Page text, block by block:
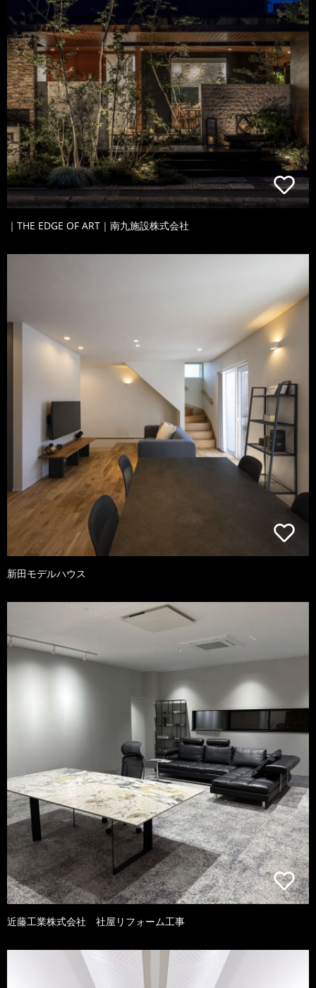
｜THE EDGE OF ART｜南九施設株式会社
新田モデルハウス
近藤工業株式会社 社屋リフォーム工事